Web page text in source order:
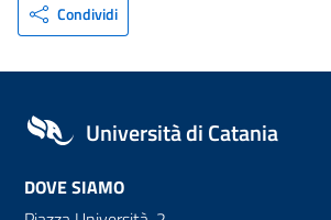
Condividi
Università di Catania
DOVE SIAMO